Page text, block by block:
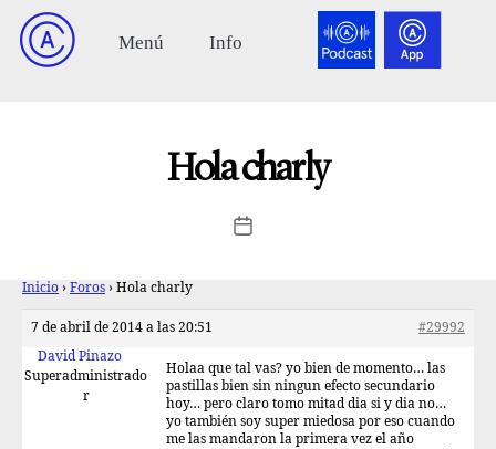
Hola charly
Inicio › Foros › Hola charly
7 de abril de 2014 a las 20:51
#29992
David Pinazo
Superadministrado
r
Holaa que tal vas? yo bien de momento… las
pastillas bien sin ningun efecto secundario
hoy… pero claro tomo mitad dia si y dia no…
yo también soy super miedosa por eso cuando
me las mandaron la primera vez el año